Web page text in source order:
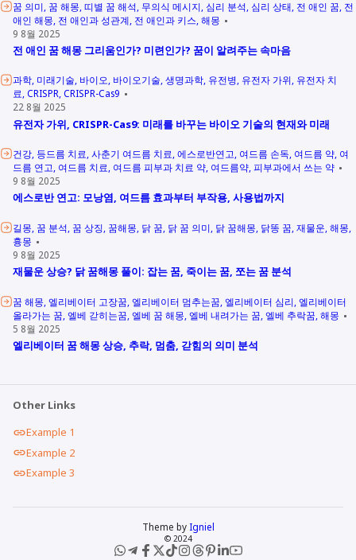
꿈 의미 꿈 해몽 띠별 꿈 해석 무의식 메시지 심리 분석 심리 상태 전 애인 꿈 전
애인 해몽 전 애인과 성관계 전 애인과 키스 해몽
9 8월 2025
전 애인 꿈 해몽 그리움인가? 미련인가? 꿈이 알려주는 속마음
과학 미래기술 바이오 바이오기술 생명과학 유전병 유전자 가위 유전자 치
료 CRISPR CRISPR-Cas9
22 8월 2025
유전자 가위, CRISPR-Cas9: 미래를 바꾸는 바이오 기술의 현재와 미래
건강 등드름 치료 사춘기 여드름 치료 에스로반연고 여드름 손독 여드름 약 여
드름 연고 여드름 치료 여드름 피부과 치료 약 여드름약 피부과에서 쓰는 약
9 8월 2025
에스로반 연고: 모낭염, 여드름 효과부터 부작용, 사용법까지
길몽 꿈 분석 꿈 상징 꿈해몽 닭 꿈 닭 꿈 의미 닭 꿈해몽 닭똥 꿈 재물운 해몽
흉몽
9 8월 2025
재물운 상승? 닭 꿈해몽 풀이: 잡는 꿈, 죽이는 꿈, 쪼는 꿈 분석
꿈 해몽 엘리베이터 고장꿈 엘리베이터 멈추는꿈 엘리베이터 심리 엘리베이터
올라가는 꿈 엘베 갇히는꿈 엘베 꿈 해몽 엘베 내려가는 꿈 엘베 추락꿈 해몽
5 8월 2025
엘리베이터 꿈 해몽 상승, 추락, 멈춤, 갇힘의 의미 분석
Other Links
Example 1
Example 2
Example 3
Theme by Igniel
© 2024